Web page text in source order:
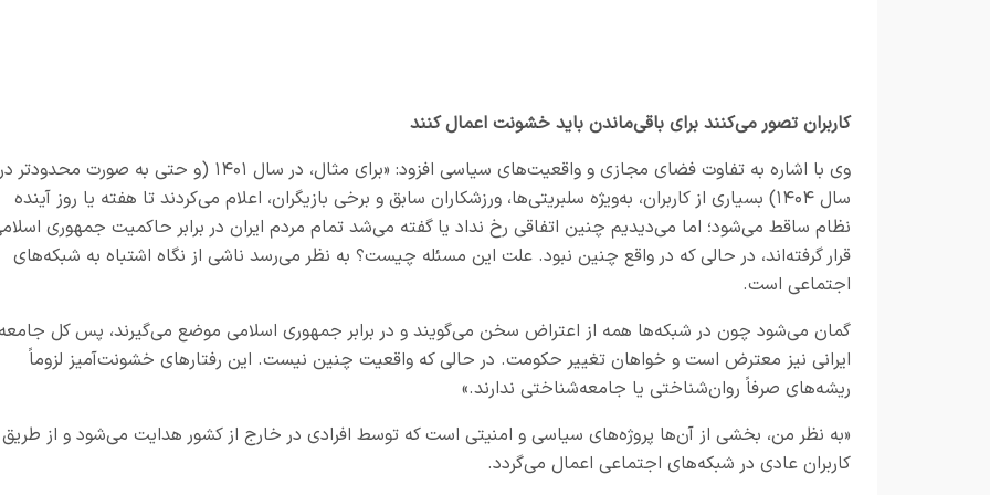
کاربران تصور می‌کنند برای باقی‌ماندن باید خشونت اعمال کنند
وی با اشاره به تفاوت فضای مجازی و واقعیت‌های سیاسی افزود: «برای مثال، در سال ۱۴۰۱ (و حتی به صورت محدودتر در
سال ۱۴۰۴) بسیاری از کاربران، به‌ویژه سلبریتی‌ها، ورزشکاران سابق و برخی بازیگران، اعلام می‌کردند تا هفته یا روز آینده
نظام ساقط می‌شود؛ اما می‌دیدیم چنین اتفاقی رخ نداد یا گفته می‌شد تمام مردم ایران در برابر حاکمیت جمهوری
قرار گرفته‌اند، در حالی که در واقع چنین نبود. علت این مسئله چیست؟ به نظر می‌رسد ناشی از نگاه اشتباه به شبکه‌های
اجتماعی است.
گمان می‌شود چون در شبکه‌ها همه از اعتراض سخن می‌گویند و در برابر جمهوری اسلامی موضع می‌گیرند، پس کل
ایرانی نیز معترض است و خواهان تغییر حکومت. در حالی که واقعیت چنین نیست. این رفتارهای خشونت‌آمیز لزوماً
ریشه‌های صرفاً روان‌شناختی یا جامعه‌شناختی ندارند.»
«به نظر من، بخشی از آن‌ها پروژه‌های سیاسی و امنیتی است که توسط افرادی در خارج از کشور هدایت می‌شود و از طریق
کاربران عادی در شبکه‌های اجتماعی اعمال می‌گردد.